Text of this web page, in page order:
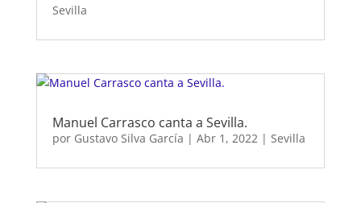
Sevilla
Manuel Carrasco canta a Sevilla.
por Gustavo Silva García | Abr 1, 2022 | Sevilla